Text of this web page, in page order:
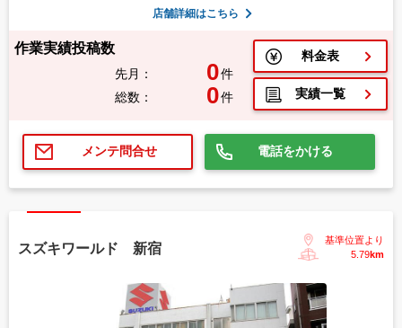
店舗詳細はこちら
作業実績投稿数
先月： 0件
総数：
0件
料金表
実績一覧
メンテ問合せ 電話をかける
スズキワールド 新宿
基準位置より
5.79km